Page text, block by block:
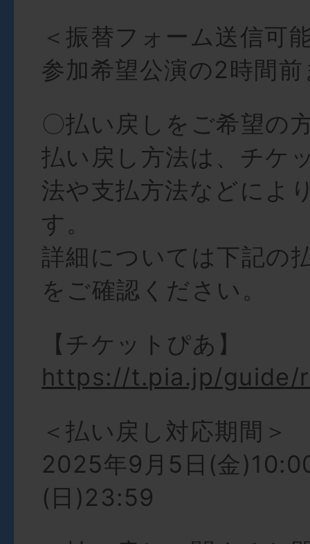
＜振替フォーム送信可
参加希望公演の2時間
〇払い戻しをご希望の
払い戻し方法は、チケ
法や支払方法などによ
す。
詳細については下記の
をご確認ください。
【チケットぴあ】
https://t.pia.jp/guide/
＜払い戻し対応期間＞
2025年9月5日(金
(日)23:59